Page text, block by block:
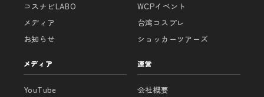
コスナビLABO
メディア
お知らせ
WCPイベント
台湾コスプレ
ショッカーツアーズ
メディア
YouTube
運営
会社概要